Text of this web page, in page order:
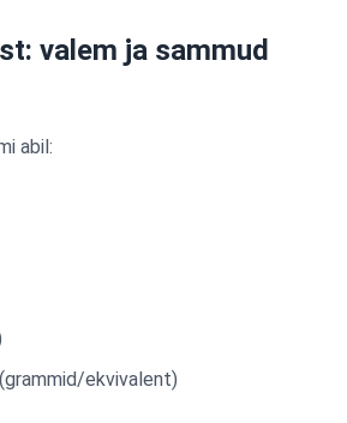
valem ja sammud
abil:
ekvivalent)